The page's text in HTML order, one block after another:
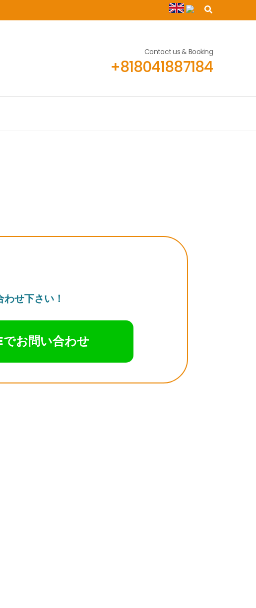
Contact us & Booking
+818041887184
せ下さい！
でお問い合わせ